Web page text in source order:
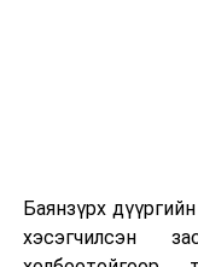
болон дулааны
болдог. Зарим
үлдэх үнснээс
Баянзүрх
хэсэгчилсэн